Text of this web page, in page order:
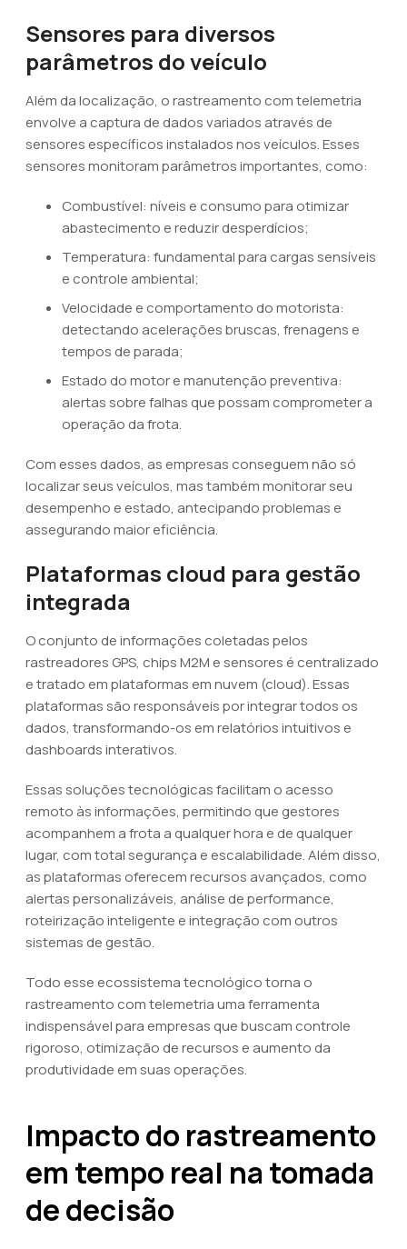
Sensores para diversos
parâmetros do veículo
Além da localização, o rastreamento com telemetria
envolve a captura de dados variados através de
sensores específicos instalados nos veículos. Esses
sensores monitoram parâmetros importantes, como:
Combustível: níveis e consumo para otimizar
abastecimento e reduzir desperdícios;
Temperatura: fundamental para cargas sensíveis
e controle ambiental;
Velocidade e comportamento do motorista:
detectando acelerações bruscas, frenagens e
tempos de parada;
Estado do motor e manutenção preventiva:
alertas sobre falhas que possam comprometer a
operação da frota.
Com esses dados, as empresas conseguem não só
localizar seus veículos, mas também monitorar seu
desempenho e estado, antecipando problemas e
assegurando maior eficiência.
Plataformas cloud para gestão
integrada
O conjunto de informações coletadas pelos
rastreadores GPS, chips M2M e sensores é centralizado
e tratado em plataformas em nuvem (cloud). Essas
plataformas são responsáveis por integrar todos os
dados, transformando-os em relatórios intuitivos e
dashboards interativos.
Essas soluções tecnológicas facilitam o acesso
remoto às informações, permitindo que gestores
acompanhem a frota a qualquer hora e de qualquer
lugar, com total segurança e escalabilidade. Além disso,
as plataformas oferecem recursos avançados, como
alertas personalizáveis, análise de performance,
roteirização inteligente e integração com outros
sistemas de gestão.
Todo esse ecossistema tecnológico torna o
rastreamento com telemetria uma ferramenta
indispensável para empresas que buscam controle
rigoroso, otimização de recursos e aumento da
produtividade em suas operações.
Impacto do rastreamento
em tempo real na tomada
de decisão